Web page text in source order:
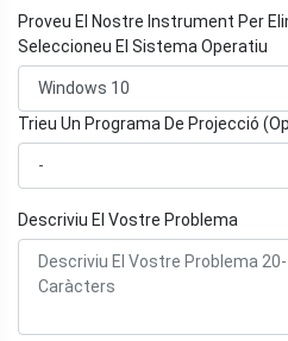
Proveu El Nostre Instrument Per
Seleccioneu El Sistema Operatiu
Trieu Un Programa De Projecció
Descriviu El Vostre Problema